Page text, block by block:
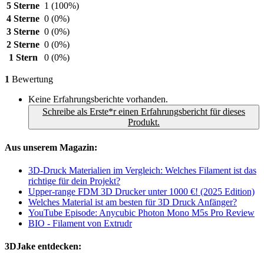
5 Sterne 1 (100%)
4 Sterne 0 (0%)
3 Sterne 0 (0%)
2 Sterne 0 (0%)
1 Stern
0 (0%)
1 Bewertung
Keine Erfahrungsberichte vorhanden.
Schreibe als Erste*r einen Erfahrungsbericht für dieses
Produkt.
Aus unserem Magazin:
3D-Druck Materialien im Vergleich: Welches Filament ist das
richtige für dein Projekt?
Upper-range FDM 3D Drucker unter 1000 €! (2025 Edition)
Welches Material ist am besten für 3D Druck Anfänger?
YouTube Episode: Anycubic Photon Mono M5s Pro Review
BIO - Filament von Extrudr
3DJake entdecken: